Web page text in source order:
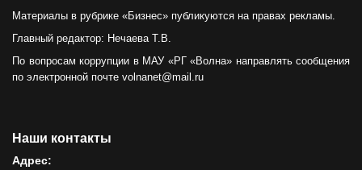
Материалы в рубрике «Бизнес» публикуются на правах рекламы.
Главный редактор: Нечаева Т.В.
По вопросам коррупции в МАУ «РГ «Волна» направлять сообщения
по электронной почте volnanet@mail.ru
Наши контакты
Адрес: